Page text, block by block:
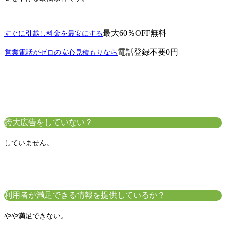
すぐに引越し料金を最安にする最大60％OFF無料
営業電話がゼロの安心見積もりなら電話登録不要0円
誇大広告をしていない？
していません。
利用者が満足できる情報を提供しているか？
やや満足できない。